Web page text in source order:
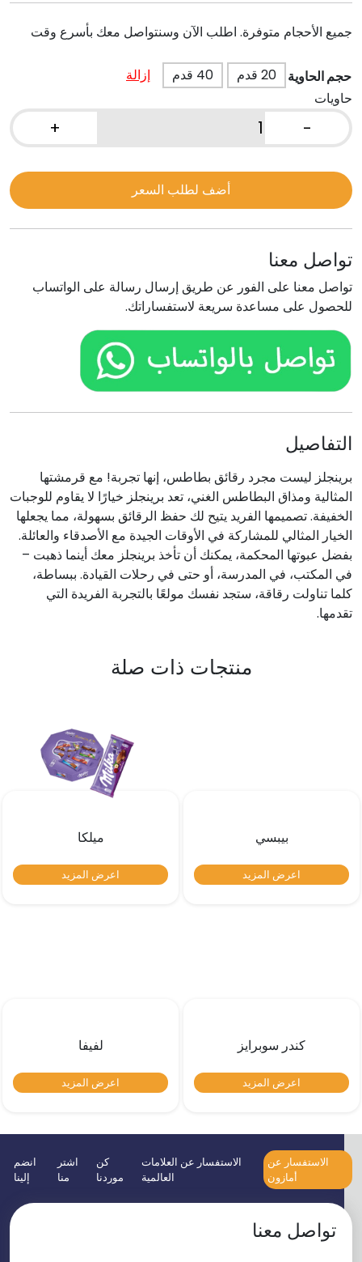
جميع الأحجام متوفرة. اطلب الآن وسنتواصل معك بأسرع وقت
حجم الحاوية 20 قدم 40 قدم
إزالة
حاويات
-
+
أضف لطلب السعر
تواصل معنا
تواصل معنا على الفور عن طريق إرسال رسالة على الواتساب
للحصول على مساعدة سريعة لاستفساراتك.
التفاصيل
برينجلز ليست مجرد رقائق بطاطس، إنها تجربة! مع قرمشتها
المثالية ومذاق البطاطس الغني، تعد برينجلز خيارًا لا يقاوم للوجبات
الخفيفة. تصميمها الفريد يتيح لك حفظ الرقائق بسهولة، مما يجعلها
الخيار المثالي للمشاركة في الأوقات الجيدة مع الأصدقاء والعائلة.
بفضل عبوتها المحكمة، يمكنك أن تأخذ برينجلز معك أينما ذهبت –
في المكتب، في المدرسة، أو حتى في رحلات القيادة. ببساطة،
كلما تناولت رقاقة، ستجد نفسك مولعًا بالتجربة الفريدة التي
تقدمها.
منتجات ذات صلة
بيبسي
اعرض المزيد
ميلكا
اعرض المزيد
كندر سوبرايز
اعرض المزيد
لفيفا
اعرض المزيد
الاستفسار عن
أمازون
الاستفسار عن العلامات
العالمية
كن
موردنا
اشتر
منا
انضم
إلينا
تواصل معنا